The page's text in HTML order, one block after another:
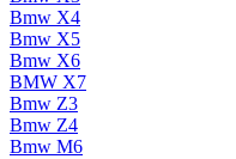
Bmw X4
Bmw X5
Bmw X6
BMW X7
Bmw Z3
Bmw Z4
Bmw М6